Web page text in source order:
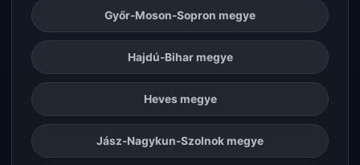
Győr-Moson-Sopron megye
Hajdú-Bihar megye
Heves megye
Jász-Nagykun-Szolnok megye